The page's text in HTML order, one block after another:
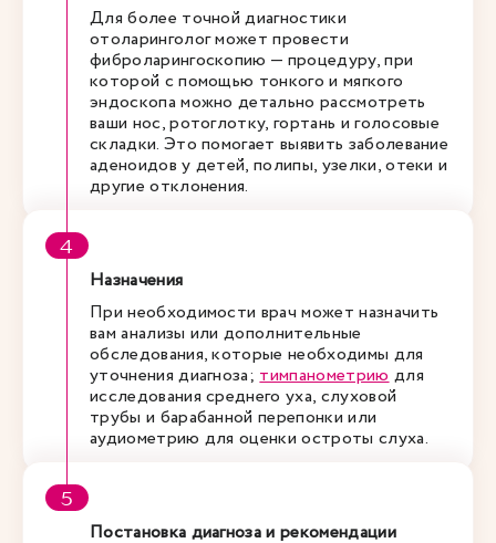
Для более точной диагностики
отоларинголог может провести
фиброларингоскопию — процедуру, при
которой с помощью тонкого и мягкого
эндоскопа можно детально рассмотреть
ваши нос, ротоглотку, гортань и голосовые
складки. Это помогает выявить заболевание
аденоидов у детей, полипы, узелки, отеки и
другие отклонения.
Назначения
При необходимости врач может назначить
вам анализы или дополнительные
обследования, которые необходимы для
уточнения диагноза;тимпанометриюдля
исследования среднего уха, слуховой
трубы и барабанной перепонки или
аудиометрию для оценки остроты слуха.
Постановка диагноза и рекомендации